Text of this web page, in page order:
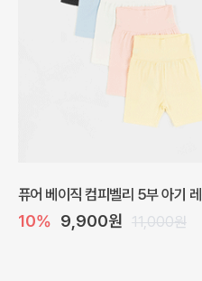
20% 29,600원 37,000원